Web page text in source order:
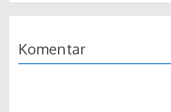
Komentar